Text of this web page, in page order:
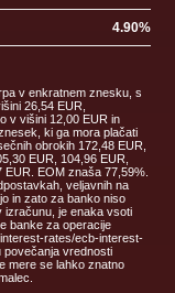
4.90%
v enkratnem znesku, s
26,54 EUR,
v višini 12,00 EUR in
ki ga mora plačati
obrokih 172,48 EUR,
EUR, 104,96 EUR,
EOM znaša 77,59%.
veljavnih na
in zato za banko niso
izračunu, je enaka vsoti
banke za operacije
rates/ecb-interest-
povečanja vrednosti
mere se lahko znatno